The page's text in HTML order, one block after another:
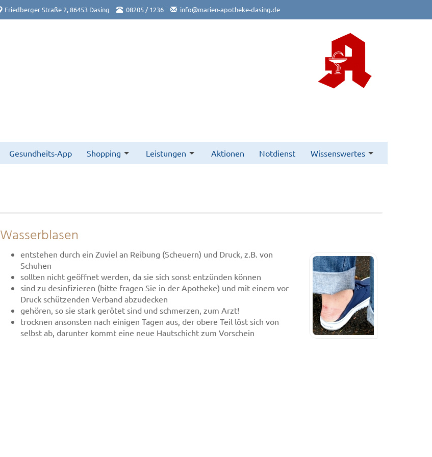
Friedberger Straße 2, 86453 Dasing 08205 / 1236 info@marien-apotheke-dasing.de
Gesundheits-App Shopping Leistungen Aktionen Notdienst Wissenswertes
Wasserblasen
entstehen durch ein Zuviel an Reibung (Scheuern) und Druck, z.B. von
Schuhen
sollten nicht geöffnet werden, da sie sich sonst entzünden können
sind zu desinfizieren (bitte fragen Sie in der Apotheke) und mit einem vor
Druck schützenden Verband abzudecken
gehören, so sie stark gerötet sind und schmerzen, zum Arzt!
trocknen ansonsten nach einigen Tagen aus, der obere Teil löst sich von
selbst ab, darunter kommt eine neue Hautschicht zum Vorschein